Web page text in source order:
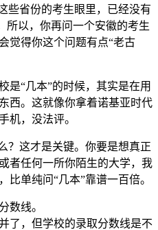
些省份的考生眼里，已经没有
所以，你再问一个安徽的考生
觉得你这个问题有点“老古
是“几本”的时候，其实是在用
西。这就像你拿着诺基亚时代
机，没法评。
？这才是关键。你要是想真正
者任何一所你陌生的大学，我
比单纯问“几本”靠谱一百倍。
数线。
了，但学校的录取分数线是不